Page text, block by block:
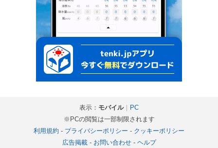
表示： モバイル｜ PC
※PCの閲覧は一部制限されます
利用規約 - プライバシーポリシー - クッキーポリシー
広告掲載- お問い合わせ- ヘルプ